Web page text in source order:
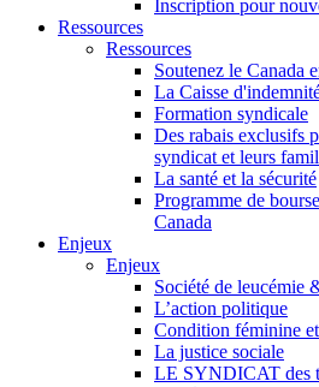
Inscription pour
Ressources
Ressources
Soutenez le Canada
La Caisse
Formation syndicale
Des rabais exclusifs
syndicat et leurs
La santé et la sécurité
Programme de
Canada
Enjeux
Enjeux
Société de leucémie
L’action politique
Condition féminine
La justice sociale
LE SYNDICAT des